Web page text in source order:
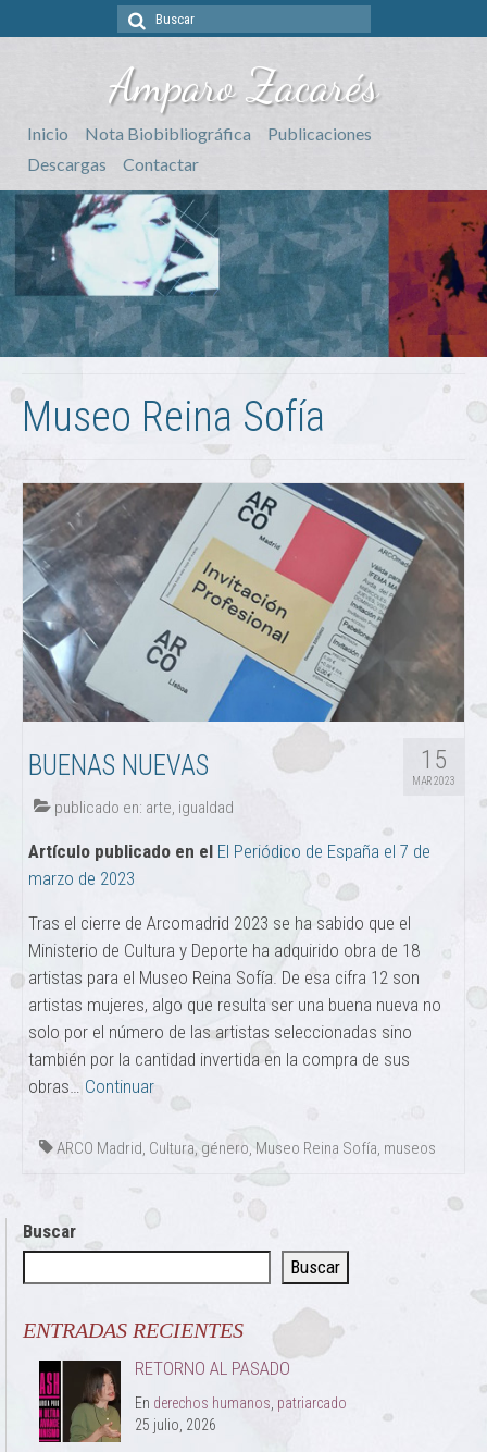
Buscar
Amparo Zacarés
Inicio Nota Biobibliográfica
Publicaciones
Descargas
Contactar
Museo Reina Sofía
15
MAR 2023
BUENAS NUEVAS
publicado en: arte, igualdad
Artículo publicado en el El Periódico de España el 7 de
marzo de 2023
Tras el cierre de Arcomadrid 2023 se ha sabido que el
Ministerio de Cultura y Deporte ha adquirido obra de 18
artistas para el Museo Reina Sofía. De esa cifra 12 son
artistas mujeres, algo que resulta ser una buena nueva no
solo por el número de las artistas seleccionadas sino
también por la cantidad invertida en la compra de sus
obras… Continuar
ARCO Madrid, Cultura, género,Museo Reina Sofía, museos
Buscar
Buscar
ENTRADAS RECIENTES
RETORNO AL PASADO
En derechos humanos, patriarcado
25 julio, 2026